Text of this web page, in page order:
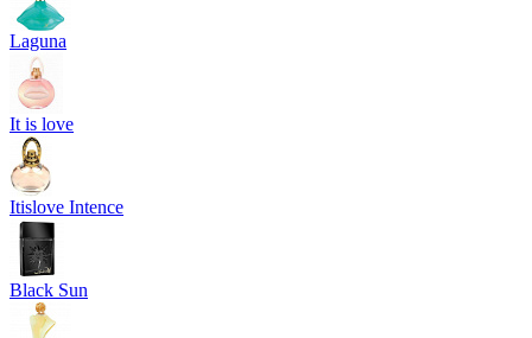
Laguna
It is love
Itislove Intence
Black Sun